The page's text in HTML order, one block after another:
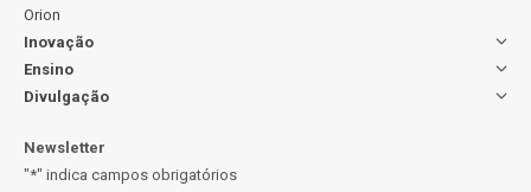
Orion
Inovação
Ensino
Divulgação
Newsletter
"*" indica campos obrigatórios